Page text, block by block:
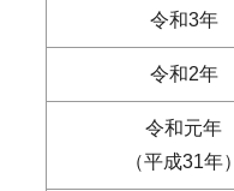
令和3年
令和2年
令和元年
（平成31年）